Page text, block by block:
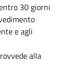
30 giorni
e agli
alla